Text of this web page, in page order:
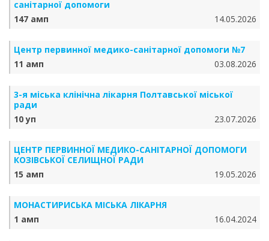
санітарної допомоги
147 амп
14.05.2026
Центр первинної медико-санітарної допомоги №7
11 амп
03.08.2026
3-я міська клінічна лікарня Полтавської міської
ради
10 уп
23.07.2026
ЦЕНТР ПЕРВИННОЇ МЕДИКО-САНІТАРНОЇ ДОПОМОГИ
КОЗІВСЬКОЇ СЕЛИЩНОЇ РАДИ
15 амп
19.05.2026
МОНАСТИРИСЬКА МІСЬКА ЛІКАРНЯ
1 амп
16.04.2024